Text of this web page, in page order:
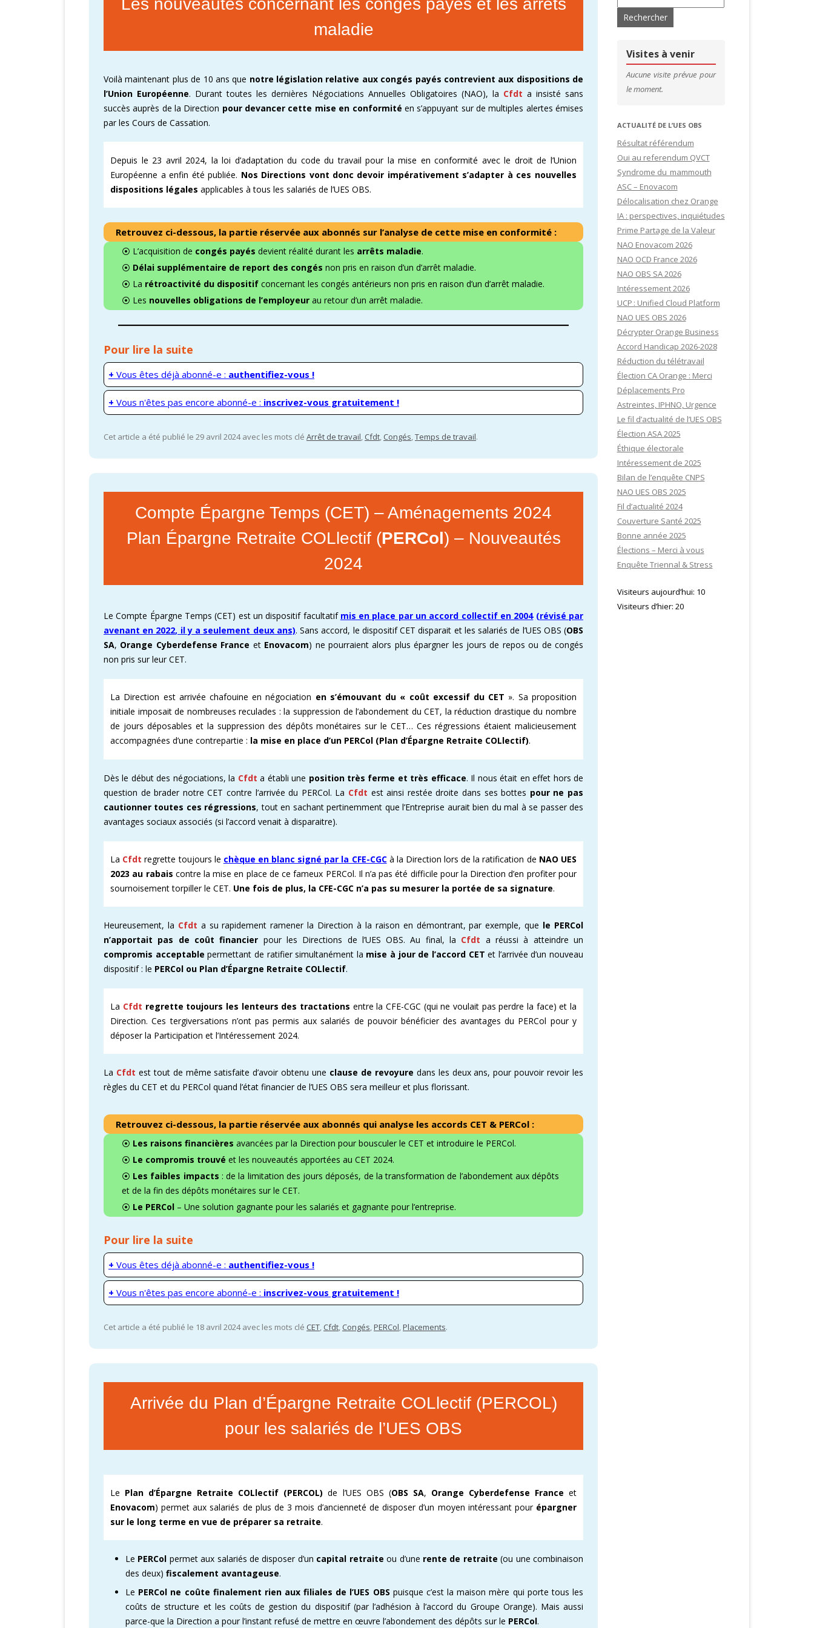
CSE & RP – MANDATS ATTRACTIFS !
ADMINISTRATION CANDIDATURES
CONTACTS & LIENS UTILES
Les nouveautés concernant les congés payés et les arrêts
maladie
Voilà maintenant plus de 10 ans que notre législation relative aux congés payés contrevient aux dispositions de
l’Union Européenne. Durant toutes les dernières Négociations Annuelles Obligatoires (NAO), la Cfdt a insisté sans
succès auprès de la Direction pour devancer cette mise en conformité en s’appuyant sur de multiples alertes émises
par les Cours de Cassation.
Depuis le 23 avril 2024, la loi d’adaptation du code du travail pour la mise en conformité avec le droit de l’Union
Européenne a enfin été publiée. Nos Directions vont donc devoir impérativement s’adapter à ces nouvelles
dispositions légales applicables à tous les salariés de l’UES OBS.
Retrouvez ci-dessous, la partie réservée aux abonnés sur l’analyse de cette mise en conformité :
⦿ L’acquisition de congés payés devient réalité durant les arrêts maladie.
⦿ Délai supplémentaire de report des congés non pris en raison d’un d’arrêt maladie.
⦿ La rétroactivité du dispositif concernant les congés antérieurs non pris en raison d’un d’arrêt maladie.
⦿ Les nouvelles obligations de l’employeur au retour d’un arrêt maladie.
Pour lire la suite
+ Vous êtes déjà abonné-e : authentifiez-vous !
+ Vous n'êtes pas encore abonné-e : inscrivez-vous gratuitement !
Cet article a été publié le 29 avril 2024 avec les mots clé Arrêt de travail, Cfdt, Congés,Temps de travail.
Compte Épargne Temps (CET) – Aménagements 2024
Plan Épargne Retraite COLlectif (PERCol) – Nouveautés
2024
Le Compte Épargne Temps (CET) est un dispositif facultatif mis en place par un accord collectif en 2004 (révisé par
avenant en 2022, il y a seulement deux ans). Sans accord, le dispositif CET disparait et les salariés de l’UES OBS (OBS
SA, Orange Cyberdefense France et Enovacom) ne pourraient alors plus épargner les jours de repos ou de congés
non pris sur leur CET.
La Direction est arrivée chafouine en négociation en s’émouvant du « coût excessif du CET ». Sa proposition
initiale imposait de nombreuses reculades : la suppression de l’abondement du CET, la réduction drastique du nombre
de jours déposables et la suppression des dépôts monétaires sur le CET… Ces régressions étaient malicieusement
accompagnées d’une contrepartie : la mise en place d’un PERCol (Plan d’Épargne Retraite COLlectif).
Dès le début des négociations, la Cfdta établi une position très ferme et très efficace. Il nous était en effet hors de
question de brader notre CET contre l’arrivée du PERCol. La Cfdt est ainsi restée droite dans ses bottes pour ne pas
cautionner toutes ces régressions, tout en sachant pertinemment que l’Entreprise aurait bien du mal à se passer des
avantages sociaux associés (si l’accord venait à disparaitre).
La Cfdtregrette toujours le chèque en blanc signé par la CFE-CGCà la Direction lors de la ratification de NAO UES
2023 au rabais contre la mise en place de ce fameux PERCol. Il n’a pas été difficile pour la Direction d’en profiter pour
sournoisement torpiller le CET. Une fois de plus, la CFE-CGC n’a pas su mesurer la portée de sa signature.
Heureusement, la Cfdt a su rapidement ramener la Direction à la raison en démontrant, par exemple, que le PERCol
n’apportait pas de coût financier pour les Directions de l’UES OBS. Au final, la Cfdt a réussi à atteindre un
compromis acceptable permettant de ratifier simultanément la mise à jour de l’accord CET et l’arrivée d’un nouveau
dispositif : le PERCol ou Plan d’Épargne Retraite COLlectif.
La Cfdt regrette toujours les lenteurs des tractations entre la CFE-CGC (qui ne voulait pas perdre la face) et la
Direction. Ces tergiversations n’ont pas permis aux salariés de pouvoir bénéficier des avantages du PERCol pour y
déposer la Participation et l’Intéressement 2024.
La Cfdt est tout de même satisfaite d’avoir obtenu une clause de revoyure dans les deux ans, pour pouvoir revoir les
règles du CET et du PERCol quand l’état financier de l’UES OBS sera meilleur et plus florissant.
Retrouvez ci-dessous, la partie réservée aux abonnés qui analyse les accords CET & PERCol :
⦿ Les raisons financières avancées par la Direction pour bousculer le CET et introduire le PERCol.
⦿ Le compromis trouvé et les nouveautés apportées au CET 2024.
⦿ Les faibles impacts : de la limitation des jours déposés, de la transformation de l’abondement aux dépôts
et de la fin des dépôts monétaires sur le CET.
⦿ Le PERCol – Une solution gagnante pour les salariés et gagnante pour l’entreprise.
Pour lire la suite
+ Vous êtes déjà abonné-e : authentifiez-vous !
+ Vous n'êtes pas encore abonné-e : inscrivez-vous gratuitement !
Cet article a été publié le 18 avril 2024 avec les mots clé CET, Cfdt, Congés,PERCol,Placements.
Arrivée du Plan d’Épargne Retraite COLlectif (PERCOL)
pour les salariés de l’UES OBS
Le Plan d’Épargne Retraite COLlectif (PERCOL) de l’UES OBS (OBS SA, Orange Cyberdefense France et
Enovacom) permet aux salariés de plus de 3 mois d’ancienneté de disposer d’un moyen intéressant pour épargner
sur le long terme en vue de préparer sa retraite.
Le PERCol permet aux salariés de disposer d’un capital retraite ou d’une rente de retraite (ou une combinaison
des deux) fiscalement avantageuse.
Le PERCol ne coûte finalement rien aux filiales de l’UES OBS puisque c’est la maison mère qui porte tous les
coûts de structure et les coûts de gestion du dispositif (par l’adhésion à l’accord du Groupe Orange). Mais aussi
parce-que la Direction a pour l’instant refusé de mettre en œuvre l’abondement des dépôts sur le PERCol.
Visites à venir
Aucune visite prévue pour
le moment.
ACTUALITÉ DE L’UES OBS
Résultat référendum
Oui au referendum QVCT
Syndrome du mammouth
ASC – Enovacom
Délocalisation chez Orange
IA : perspectives, inquiétudes
Prime Partage de la Valeur
NAO Enovacom 2026
NAO OCD France 2026
NAO OBS SA 2026
Intéressement 2026
UCP : Unified Cloud Platform
NAO UES OBS 2026
Décrypter Orange Business
Accord Handicap 2026-2028
Réduction du télétravail
Élection CA Orange : Merci
Déplacements Pro
Astreintes, IPHNO, Urgence
Le fil d’actualité de l’UES OBS
Élection ASA 2025
Éthique électorale
Intéressement de 2025
Bilan de l’enquête CNPS
NAO UES OBS 2025
Fil d’actualité 2024
Couverture Santé 2025
Bonne année 2025
Élections – Merci à vous
Enquête Triennal & Stress
Visiteurs aujourd’hui: 10
Visiteurs d’hier: 20